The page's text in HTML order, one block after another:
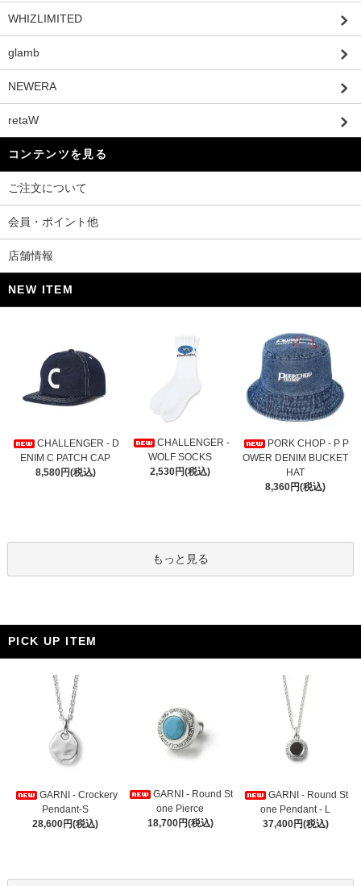
WHIZLIMITED
glamb
NEWERA
retaW
コンテンツを見る
ご注文について
会員・ポイント他
店舗情報
NEW ITEM
CHALLENGER - D
ENIM C PATCH CAP
8,580円(税込)
CHALLENGER -
WOLF SOCKS
2,530円(税込)
PORK CHOP - P P
OWER DENIM BUCKET
HAT
8,360円(税込)
もっと見る
PICK UP ITEM
GARNI - Crockery
Pendant-S
28,600円(税込)
GARNI - Round St
one Pierce
18,700円(税込)
GARNI - Round St
one Pendant - L
37,400円(税込)